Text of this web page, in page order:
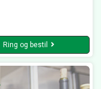
Ring og bestil